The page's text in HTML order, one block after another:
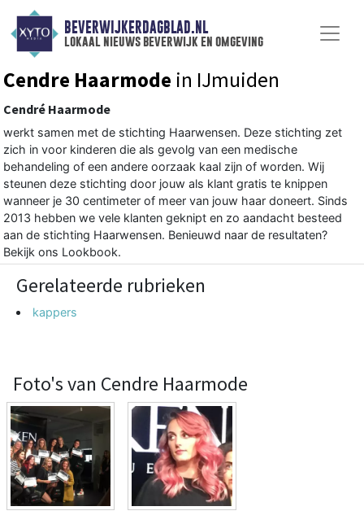
BEVERWIJKERDAGBLAD.NL
lokaal nieuws beverwijk en omgeving
Cendre Haarmode in IJmuiden
Cendré Haarmode
werkt samen met de stichting Haarwensen. Deze stichting zet
zich in voor kinderen die als gevolg van een medische
behandeling of een andere oorzaak kaal zijn of worden. Wij
steunen deze stichting door jouw als klant gratis te knippen
wanneer je 30 centimeter of meer van jouw haar doneert. Sinds
2013 hebben we vele klanten geknipt en zo aandacht besteed
aan de stichting Haarwensen. Benieuwd naar de resultaten?
Bekijk ons Lookbook.
Gerelateerde rubrieken
kappers
Foto's van Cendre Haarmode